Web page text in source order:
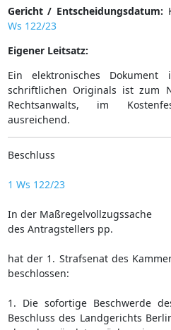
Gericht / Entscheidungsdatum:
Ws 122/23
Eigener Leitsatz:
Ein elektronisches
schriftlichen Originals ist zum
Rechtsanwalts, im
ausreichend.
Beschluss
1 Ws 122/23
In der Maßregelvollzugssache
des Antragstellers pp.
hat der 1. Strafsenat des
beschlossen:
1. Die sofortige Beschwerde
Beschluss des Landgerichts